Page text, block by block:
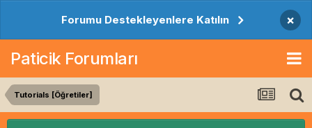
Forumu Destekleyenlere Katılın ×
Paticik Forumları
Tutorials [Öğretiler]